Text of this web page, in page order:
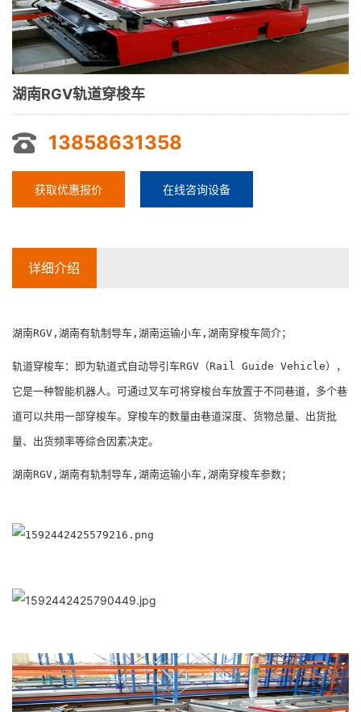
湖南RGV轨道穿梭车
13858631358
获取优惠报价 在线咨询设备
详细介绍
湖南RGV,湖南有轨制导车,湖南运输小车,湖南穿梭车简介；
轨道穿梭车：即为轨道式自动导引车RGV（Rail Guide Vehicle），
它是一种智能机器人。可通过叉车可将穿梭台车放置于不同巷道，多个巷
道可以共用一部穿梭车。穿梭车的数量由巷道深度、货物总量、出货批
量、出货频率等综合因素决定。
湖南RGV,湖南有轨制导车,湖南运输小车,湖南穿梭车参数；